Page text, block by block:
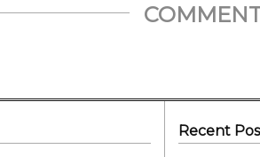
Recent